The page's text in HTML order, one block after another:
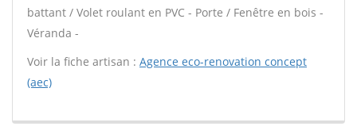
battant / Volet roulant en PVC - Porte / Fenêtre en bois -
Véranda -
Voir la fiche artisan : Agence eco-renovation concept
(aec)